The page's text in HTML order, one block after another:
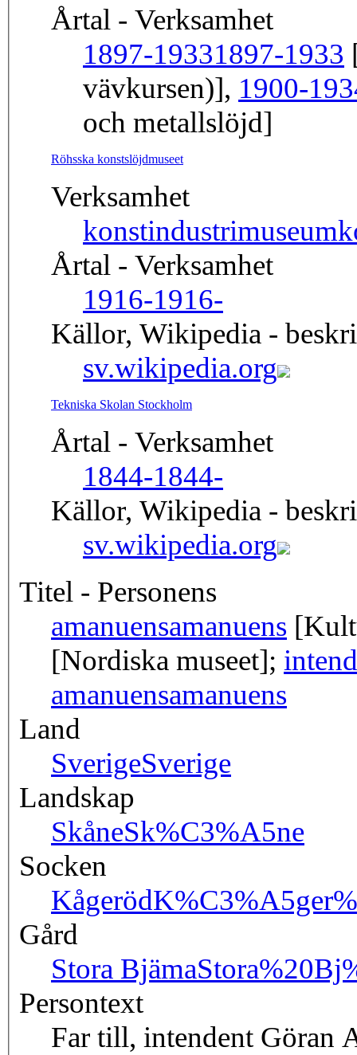
Årtal - Verksamhet
1897-19331897-1933
vävkursen)], 1900-
och metallslöjd]
Röhsska konstslöjdmuseet
Verksamhet
konstindustrimuseum
Årtal - Verksamhet
1916-1916-
Källor, Wikipedia -
sv.wikipedia.org
Tekniska Skolan Stockholm
Årtal - Verksamhet
1844-1844-
Källor, Wikipedia -
sv.wikipedia.org
Titel - Personens
amanuensamanuens
[Nordiska museet];
amanuensamanuens
Land
SverigeSverige
Landskap
SkåneSk%C3%A5ne
Socken
Kågeröd
Gård
Stora Bjäma
Persontext
Far till, intendent Göran